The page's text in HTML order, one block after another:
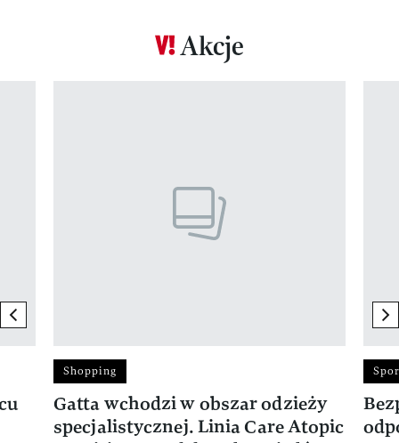
Akcje
previous element
Shopping
Gatta wchodzi w obszar odzieży
specjalistycznej. Linia Care Atopic